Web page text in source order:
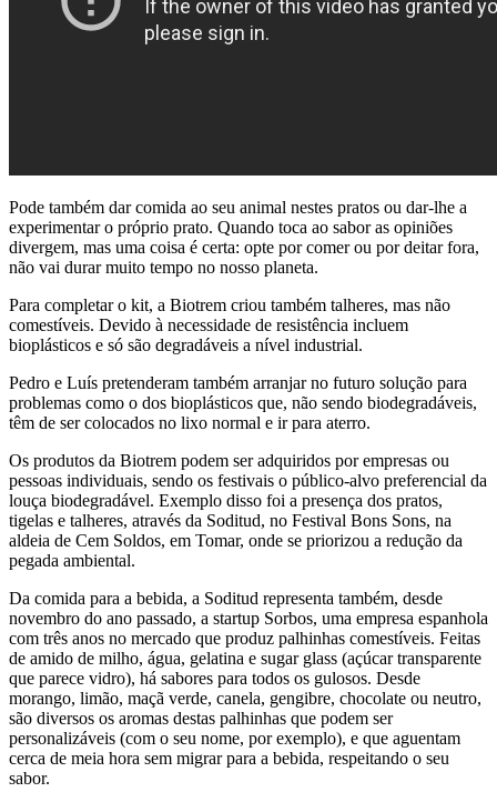
Pode também dar comida ao seu animal nestes pratos ou dar-lhe a
experimentar o próprio prato. Quando toca ao sabor as opiniões
divergem, mas uma coisa é certa: opte por comer ou por deitar fora,
não vai durar muito tempo no nosso planeta.
Para completar o kit, a Biotrem criou também talheres, mas não
comestíveis. Devido à necessidade de resistência incluem
bioplásticos e só são degradáveis a nível industrial.
Pedro e Luís pretenderam também arranjar no futuro solução para
problemas como o dos bioplásticos que, não sendo biodegradáveis,
têm de ser colocados no lixo normal e ir para aterro.
Os produtos da Biotrem podem ser adquiridos por empresas ou
pessoas individuais, sendo os festivais o público-alvo preferencial da
louça biodegradável. Exemplo disso foi a presença dos pratos,
tigelas e talheres, através da Soditud, no Festival Bons Sons, na
aldeia de Cem Soldos, em Tomar, onde se priorizou a redução da
pegada ambiental.
Da comida para a bebida, a Soditud representa também, desde
novembro do ano passado, a startup Sorbos, uma empresa espanhola
com três anos no mercado que produz palhinhas comestíveis. Feitas
de amido de milho, água, gelatina e sugar glass (açúcar transparente
que parece vidro), há sabores para todos os gulosos. Desde
morango, limão, maçã verde, canela, gengibre, chocolate ou neutro,
são diversos os aromas destas palhinhas que podem ser
personalizáveis (com o seu nome, por exemplo), e que aguentam
cerca de meia hora sem migrar para a bebida, respeitando o seu
sabor.